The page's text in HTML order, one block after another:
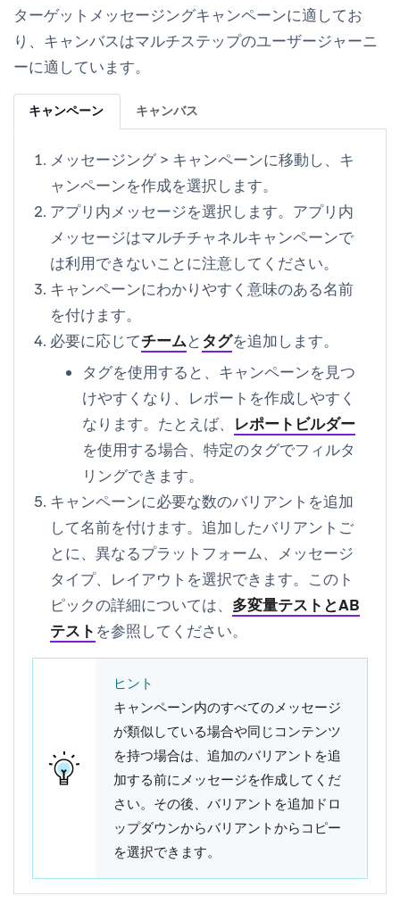
ターゲットメッセージングキャンペーンに適してお
り、キャンバスはマルチステップのユーザージャーニ
ーに適しています。
キャンペーン キャンバス
メッセージング > キャンペーンに移動し、 キ
ャンペーンを作成を選択します。
アプリ内メッセージを選択します。アプリ内
メッセージはマルチチャネルキャンペーンで
は利用できないことに注意してください。
キャンペーンにわかりやすく意味のある名前
を付けます。
必要に応じてチームとタグを追加します。
タグを使用すると、キャンペーンを見つ
けやすくなり、レポートを作成しやすく
なります。たとえば、 レポートビルダー
を使用する場合、特定のタグでフィルタ
リングできます。
キャンペーンに必要な数のバリアントを追加
して名前を付けます。追加したバリアントご
とに、異なるプラットフォーム、メッセージ
タイプ、レイアウトを選択できます。このト
ピックの詳細については、 多変量テストとAB
テスト を参照してください。
ヒント
キャンペーン内のすべてのメッセージ
が類似している場合や同じコンテンツ
を持つ場合は、追加のバリアントを追
加する前にメッセージを作成してくだ
さい。その後、 バリアントを追加 ドロ
ップダウンからバリアントからコピー
を選択できます。